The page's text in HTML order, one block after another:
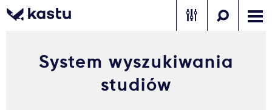
Zadzwoń Bezpłatne konsultacje Kontakt
System wyszukiwania
studiów